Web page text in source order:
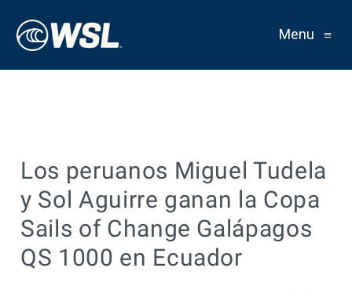
Menu ≡
Los peruanos Miguel Tudela
y Sol Aguirre ganan la Copa
Sails of Change Galápagos
QS 1000 en Ecuador